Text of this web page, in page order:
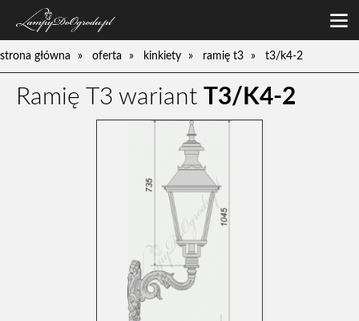
oferta
lampy średnie
lampy wysokie
o firmie
strona główna oferta kinkiety ramię t3 t3/k4-2
Ramię T3 wariant T3/K4-2